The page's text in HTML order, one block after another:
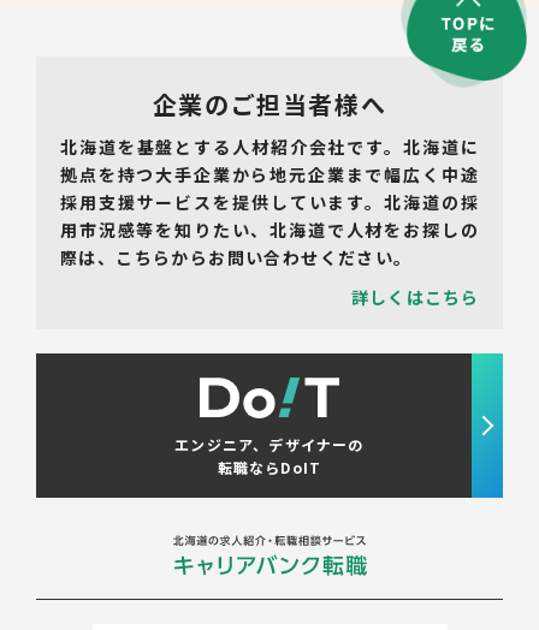
企業のご担当者様へ
北海道を基盤とする人材紹介会社です。北海道に
拠点を持つ大手企業から地元企業まで幅広く中途
採用支援サービスを提供しています。北海道の採
用市況感等を知りたい、北海道で人材をお探しの
際は、こちらからお問い合わせください。
詳しくはこちら
エンジニア、デザイナーの
転職ならDoIT